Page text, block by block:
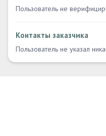
Пользователь не
Контакты заказчика
Пользователь не указал